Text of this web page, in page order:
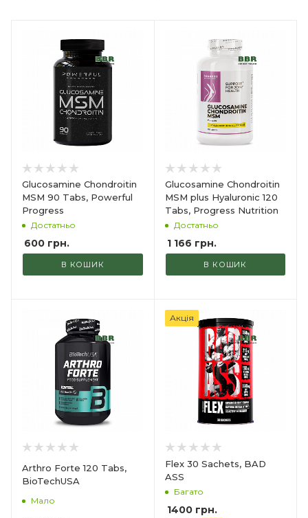
Glucosamine Chondroitin
MSM 90 Tabs, Powerful
Progress
Достатньо
600 грн.
В КОШИК
Glucosamine Chondroitin
MSM plus Hyaluronic 120
Tabs, Progress Nutrition
Достатньо
1 166 грн.
В КОШИК
Arthro Forte 120 Tabs,
BioTechUSA
Мало
Акція
Flex 30 Sachets, BAD
ASS
Багато
1400 грн.